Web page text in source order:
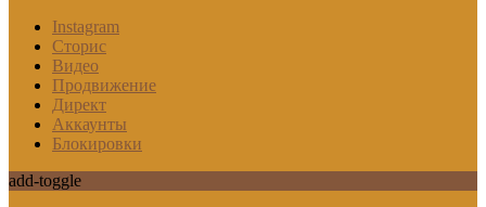
Instagram
Сторис
Видео
Продвижение
Директ
Аккаунты
Блокировки
add-toggle